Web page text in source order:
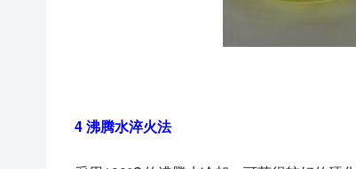
4 沸腾水淬火法